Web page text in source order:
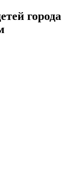
города